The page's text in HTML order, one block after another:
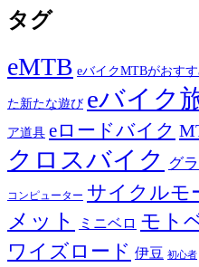
タグ
eMTB eバイクMTBがおす
た新たな遊び eバイク
ア道具 eロードバイク
クロスバイク グ
コンピューター サイクルモ
メット
ミニベロ モト
ワイズロード 伊豆 初心者